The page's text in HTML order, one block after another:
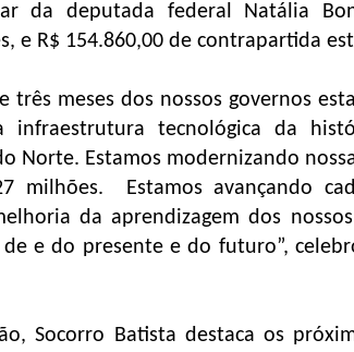
da deputada federal Natália
e R$ 154.860,00 de contrapartida
três meses dos nossos governos
infraestrutura tecnológica da
Norte. Estamos modernizando
milhões. Estamos avançando
da aprendizagem dos
e do presente e do futuro”,
Socorro Batista destaca os